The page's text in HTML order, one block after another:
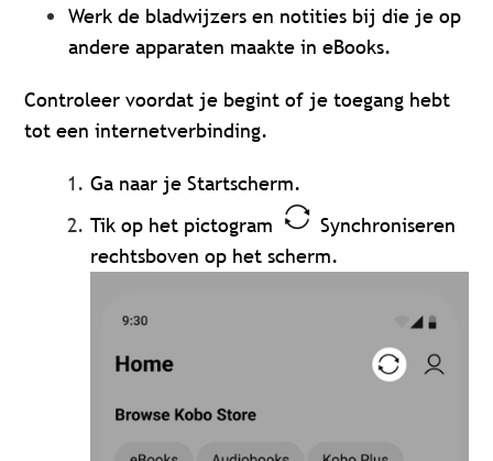
Werk de bladwijzers en notities bij die je op
andere apparaten maakte in eBooks.
Controleer voordat je begint of je toegang hebt
tot een internetverbinding.
Ga naar je Startscherm.
Tik op het pictogram
Synchroniseren
rechtsboven op het scherm.